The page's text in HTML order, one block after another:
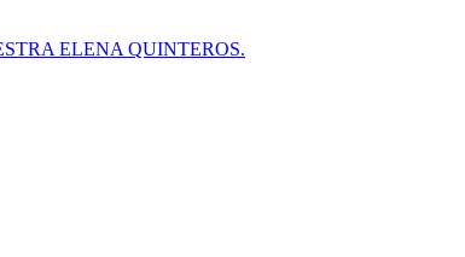
ELENA QUINTEROS.